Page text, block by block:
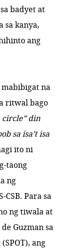
badyet at
sa kanya,
ang
na
ritwal bago
circle” din
sa isa’t isa
ito ni
taong
ng
Para sa
ng tiwala at
Guzmansa
ang